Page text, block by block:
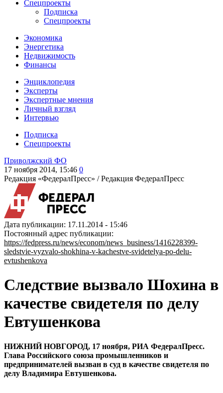
Спецпроекты
Подписка
Спецпроекты
Экономика
Энергетика
Недвижимость
Финансы
Энциклопедия
Эксперты
Экспертные мнения
Личный взгляд
Интервью
Подписка
Спецпроекты
Приволжский ФО
17 ноября 2014, 15:46 0
Редакция «ФедералПресс» /Редакция ФедералПресс
Дата публикации: 17.11.2014 - 15:46
Постоянный адрес публикации:
https://fedpress.ru/news/econom/news_business/1416228399-
sledstvie-vyzvalo-shokhina-v-kachestve-svidetelya-po-delu-
evtushenkova
Следствие вызвало Шохина в
качестве свидетеля по делу
Евтушенкова
НИЖНИЙ НОВГОРОД, 17 ноября, РИА ФедералПресс.
Глава Российского союза промышленников и
предпринимателей вызван в суд в качестве свидетеля по
делу Владимира Евтушенкова.